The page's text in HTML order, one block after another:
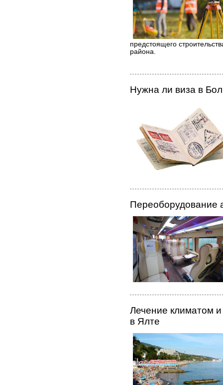
предстоящего
района.
Нужна ли виза в
Переоборудование
Лечение климатом
в Ялте